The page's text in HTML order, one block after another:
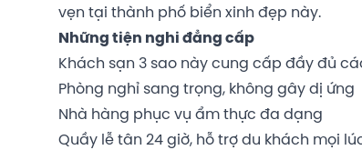
vẹn tại thành phố biển xinh đẹp này.
Những tiện nghi đẳng cấp
Khách sạn 3 sao này cung cấp đầy đủ
Phòng nghỉ sang trọng, không gây dị ứng
Nhà hàng phục vụ ẩm thực đa dạng
Quầy lễ tân 24 giờ, hỗ trợ du khách mọi